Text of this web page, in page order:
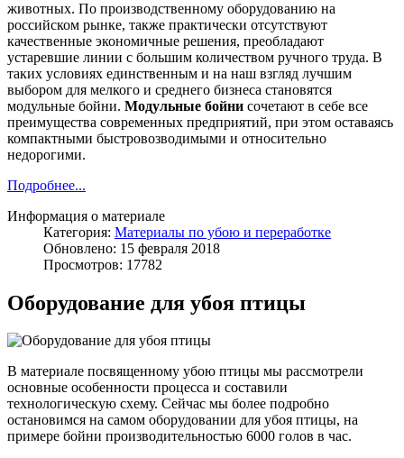
животных. По производственному оборудованию на
российском рынке, также практически отсутствуют
качественные экономичные решения, преобладают
устаревшие линии с большим количеством ручного труда. В
таких условиях единственным и на наш взгляд лучшим
выбором для мелкого и среднего бизнеса становятся
модульные бойни. Модульные бойни сочетают в себе все
преимущества современных предприятий, при этом оставаясь
компактными быстровозводимыми и относительно
недорогими.
Подробнее...
Информация о материале
Категория: Материалы по убою и переработке
Обновлено: 15 февраля 2018
Просмотров: 17782
Оборудование для убоя птицы
В материале посвященному убою птицы мы рассмотрели
основные особенности процесса и составили
технологическую схему. Сейчас мы более подробно
остановимся на самом оборудовании для убоя птицы, на
примере бойни производительностью 6000 голов в час.